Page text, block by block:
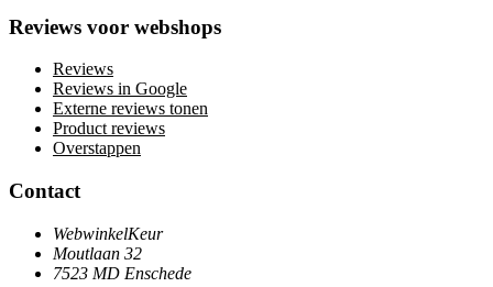
Reviews voor webshops
Reviews
Reviews in Google
Externe reviews tonen
Product reviews
Overstappen
Contact
WebwinkelKeur
Moutlaan 32
7523 MD Enschede